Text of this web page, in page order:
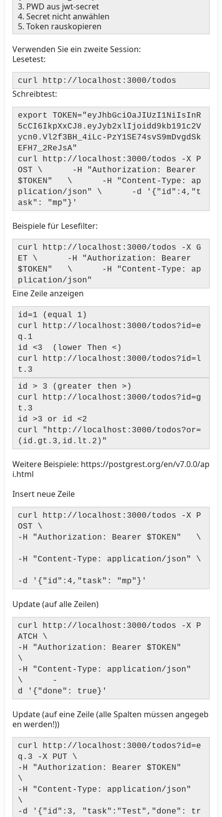
3. PWD aus jwt-secret
4. Secret nicht anwählen
5. Token rauskopieren
Verwenden Sie ein zweite Session:
Lesetest:
curl http://localhost:3000/todos
Schreibtest:
export TOKEN="eyJhbGciOaJIUzI1NiIsInR
5cCI6IkpXxCJ8.eyJyb2xlIjoidd9kb191c2V
ycn0.Vl2f3BH_4iLc-PzY1SE74svS9mDvgdSk
EFH7_2ReJsA"
curl http://localhost:3000/todos -X P
OST \ -H "Authorization: Bearer
$TOKEN" \ -H "Content-Type: ap
plication/json" \ -d '{"id":4,"t
ask": "mp"}'
Beispiele für Lesefilter:
curl http://localhost:3000/todos -X G
ET \ -H "Authorization: Bearer
$TOKEN" \ -H "Content-Type: ap
plication/json"
Eine Zeile anzeigen
id=1 (equal 1)
curl http://localhost:3000/todos?id=e
q.1
id <3 (lower Then <)
curl http://localhost:3000/todos?id=l
t.3
id > 3 (greater then >)
curl http://localhost:3000/todos?id=g
t.3
id >3 or id <2
curl "http://localhost:3000/todos?or=
(id.gt.3,id.lt.2)"
Weitere Beispiele: https://postgrest.org/en/v7.0.0/ap
i.html
Insert neue Zeile
curl http://localhost:3000/todos -X P
OST \
-H "Authorization: Bearer $TOKEN" \
-H "Content-Type: application/json" \
-d '{"id":4,"task": "mp"}'
Update (auf alle Zeilen)
curl http://localhost:3000/todos -X P
ATCH \
-H "Authorization: Bearer $TOKEN"
\
-H "Content-Type: application/json"
\ -
d '{"done": true}'
Update (auf eine Zeile (alle Spalten müssen angegeb
en werden!))
curl http://localhost:3000/todos?id=e
q.3 -X PUT \
-H "Authorization: Bearer $TOKEN"
\
-H "Content-Type: application/json"
\
-d '{"id":3, "task":"Test","done": tr